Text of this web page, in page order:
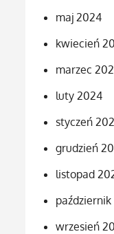
maj 2024
kwiecień
marzec
luty 2024
styczeń
grudzień
listopad
wrzesień